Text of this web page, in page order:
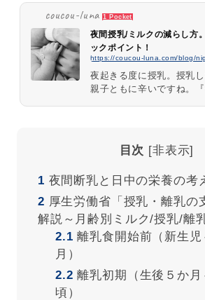
coucou-luna 1 Pocket
夜間授乳/ミルクの減らし方
ックポイント！
https://coucou-luna.com/blog/
夜起きる度に授乳。授乳し
親子ともに辛いですね。
目次 [非表示]
1 夜間断乳と日中の栄養の考
2 厚生労働省「授乳・離乳の
解説～月齢別ミルク/授乳/離
2.1 離乳食開始前（新生児
月）
2.2 離乳初期（生後５か月
頃）